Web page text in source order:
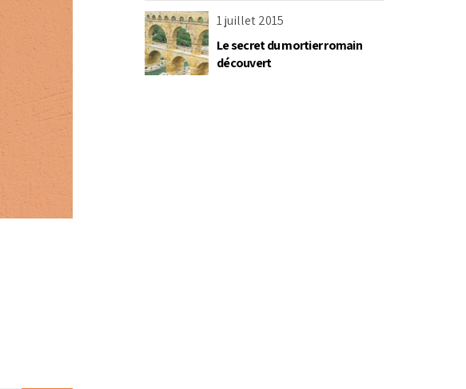
1 juillet 2015
Le secret du mortier romain
découvert